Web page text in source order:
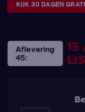
KIJK 30 DAGEN
Aflevering
45:
15